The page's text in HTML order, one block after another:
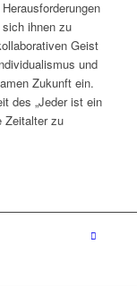
ihnen zu
Geist
und
Zukunft ein.
des „Jeder ist ein
Zeitalter zu